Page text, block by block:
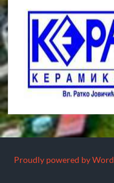
Proudly powered by